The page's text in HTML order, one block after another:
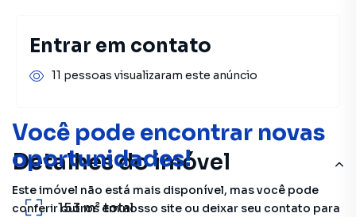
Você pode encontrar novas
oportunidades!
Este imóvel não está mais disponível, mas você pode
conferir outros em nosso site ou deixar seu contato para
Detalhes do imóvel
153 m²total
Entrar em contato
11 pessoas visualizaram este anúncio